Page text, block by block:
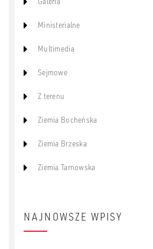
Ministerialne
Multimedia
Sejmowe
Z terenu
Ziemia Bocheńska
Ziemia Brzeska
Ziemia Tarnowska
NAJNOWSZE WPISY